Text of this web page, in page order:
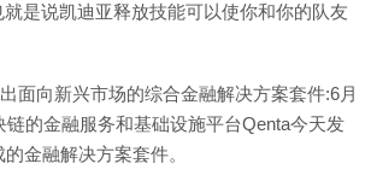
是说凯迪亚释放技能可以使你和你的队友
面向新兴市场的综合金融解决方案套件:6月
链的金融服务和基础设施平台Qenta今天发
金融解决方案套件。